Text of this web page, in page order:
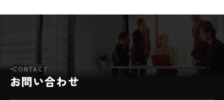
CONTACT
お問い合わせ